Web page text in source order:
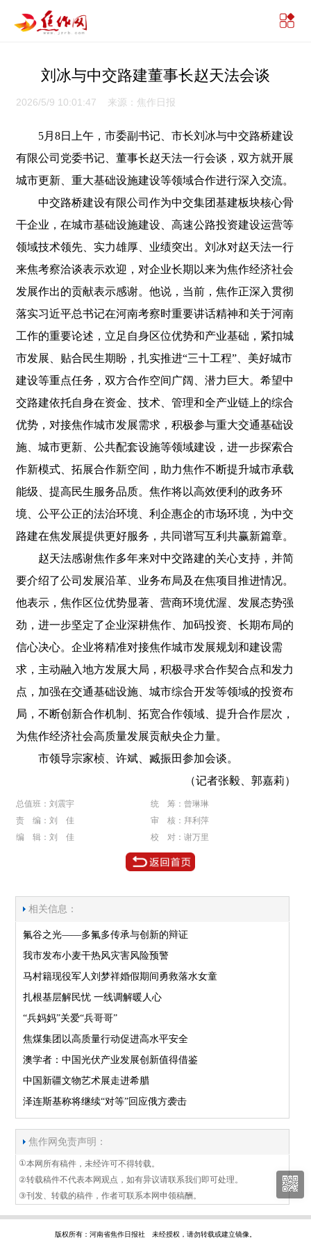
刘冰与中交路建董事长赵天法会谈
2026/5/9 10:01:47 来源：焦作日报
5月8日上午，市委副书记、市长刘冰与中交路桥建设
有限公司党委书记、董事长赵天法一行会谈，双方就开展
城市更新、重大基础设施建设等领域合作进行深入交流。
中交路桥建设有限公司作为中交集团基建板块核心骨
干企业，在城市基础设施建设、高速公路投资建设运营等
领域技术领先、实力雄厚、业绩突出。刘冰对赵天法一行
来焦考察洽谈表示欢迎，对企业长期以来为焦作经济社会
发展作出的贡献表示感谢。他说，当前，焦作正深入贯彻
落实习近平总书记在河南考察时重要讲话精神和关于河南
工作的重要论述，立足自身区位优势和产业基础，紧扣城
市发展、贴合民生期盼，扎实推进“三十工程”、美好城市
建设等重点任务，双方合作空间广阔、潜力巨大。希望中
交路建依托自身在资金、技术、管理和全产业链上的综合
优势，对接焦作城市发展需求，积极参与重大交通基础设
施、城市更新、公共配套设施等领域建设，进一步探索合
作新模式、拓展合作新空间，助力焦作不断提升城市承载
能级、提高民生服务品质。焦作将以高效便利的政务环
境、公平公正的法治环境、利企惠企的市场环境，为中交
路建在焦发展提供更好服务，共同谱写互利共赢新篇章。
赵天法感谢焦作多年来对中交路建的关心支持，并简
要介绍了公司发展沿革、业务布局及在焦项目推进情况。
他表示，焦作区位优势显著、营商环境优渥、发展态势强
劲，进一步坚定了企业深耕焦作、加码投资、长期布局的
信心决心。企业将精准对接焦作城市发展规划和建设需
求，主动融入地方发展大局，积极寻求合作契合点和发力
点，加强在交通基础设施、城市综合开发等领域的投资布
局，不断创新合作机制、拓宽合作领域、提升合作层次，
为焦作经济社会高质量发展贡献央企力量。
市领导宗家桢、许斌、臧振田参加会谈。
（记者张毅、郭嘉莉）
总值班：刘震宇
统 筹：曾琳琳
责 编：刘 佳
审 核：拜利萍
编 辑：刘 佳
校 对：谢万里
相关信息：
氟谷之光——多氟多传承与创新的辩证
我市发布小麦干热风灾害风险预警
马村籍现役军人刘梦祥婚假期间勇救落水女童
扎根基层解民忧 一线调解暖人心
“兵妈妈”关爱“兵哥哥”
焦煤集团以高质量行动促进高水平安全
澳学者：中国光伏产业发展创新值得借鉴
中国新疆文物艺术展走进希腊
泽连斯基称将继续“对等”回应俄方袭击
焦作网免责声明：
①本网所有稿件，未经许可不得转载。
②转载稿件不代表本网观点，如有异议请联系我们即可处理。
③刊发、转载的稿件，作者可联系本网申领稿酬。
版权所有：河南省焦作日报社 未经授权，请勿转载或建立镜像。